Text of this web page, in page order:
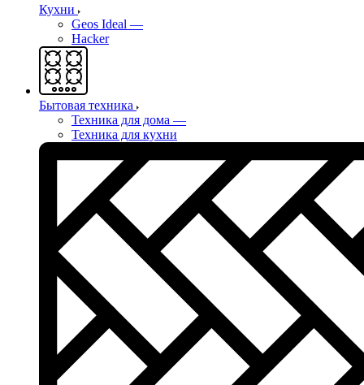
Кухни
Geos Ideal —
Hacker
Бытовая техника
Техника для дома —
Техника для кухни